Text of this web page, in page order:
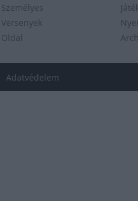
Személyes
Versenyek
Oldal
Adatvédelem